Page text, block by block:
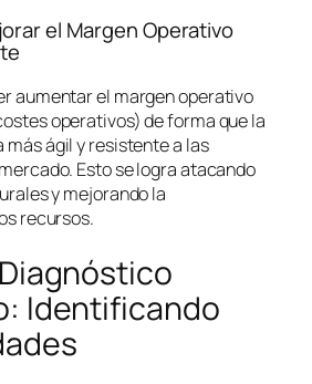
el Margen Operativo
aumentar el margen operativo
operativos) de forma que la
más ágil y resistente a las
Esto se logra atacando
y mejorando la
recursos.
Identificando